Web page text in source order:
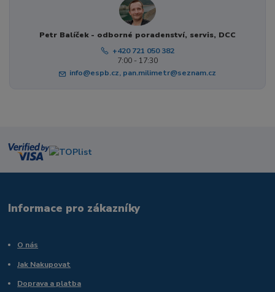
Petr Balíček - odborné poradenství, servis, DCC
+420 721 050 382
7:00 - 17:30
info@espb.cz, pan.milimetr@seznam.cz
Informace pro zákazníky
O nás
Jak Nakupovat
Doprava a platba